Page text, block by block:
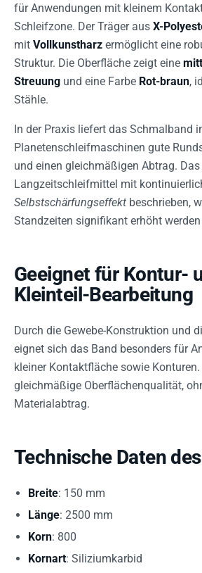
für Anwendungen mit kleinem
Schleifzone. Der Träger aus X-
mit Vollkunstharz ermöglicht eine
Struktur. Die Oberfläche zeigt eine
Streuung und eine Farbe Rot-braun,
Stähle.
In der Praxis liefert das Schmalband
Planetenschleifmaschinen gute
und einen gleichmäßigen Abtrag.
Langzeitschleifmittel mit
Selbstschärfungseffekt beschrieben,
Standzeiten signifikant erhöht
Geeignet für Kontur-
Kleinteil-Bearbeitung
Durch die Gewebe-Konstruktion und
eignet sich das Band besonders für
kleiner Kontaktfläche sowie
gleichmäßige Oberflächenqualität,
Materialabtrag.
Technische Daten
Breite: 150 mm
Länge: 2500 mm
Korn: 800
Kornart: Siliziumkarbid